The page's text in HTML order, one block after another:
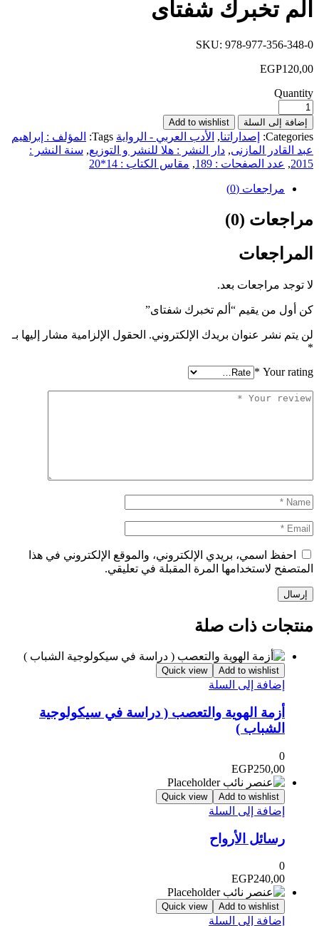
ألم تخبرك شفتاى
SKU: 978-977-356-348-0
EGP120,00
Quantity
إضافة إلى السلة Add to wishlist
Categories: إصداراتنا, الأدب العربي - الرواية Tags:
المؤلف : إبراهيم
عبد القادر المازنى, دار النشر : هلا للنشر و التوزيع, سنة النشر :
2015
, عدد الصفحات : 189 , مقاس الكتاب : 14*20
مراجعات (0)
مراجعات (0)
المراجعات
لا توجد مراجعات بعد.
كن أول من يقيم “ألم تخبرك شفتاى”
لن يتم نشر عنوان بريدك الإلكتروني. الحقول الإلزامية مشار إليها بـ
*
Your rating
*
احفظ اسمي، بريدي الإلكتروني، والموقع الإلكتروني في هذا
المتصفح لاستخدامها المرة المقبلة في تعليقي.
منتجات ذات صلة
Add to wishlist
Quick view
إضافة إلى السلة
أزمة الهوية والتعصب ( دراسة في سيكولوجية
الشباب )
0
EGP250,00
Add to wishlist
Quick view
إضافة إلى السلة
رسائل الأرواح
0
EGP240,00
Add to wishlist
Quick view
إضافة إلى السلة